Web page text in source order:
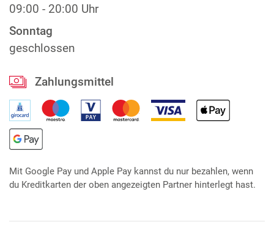
09:00 - 20:00 Uhr
Sonntag
geschlossen
Zahlungsmittel
Mit Google Pay und Apple Pay kannst du nur bezahlen, wenn
du Kreditkarten der oben angezeigten Partner hinterlegt hast.